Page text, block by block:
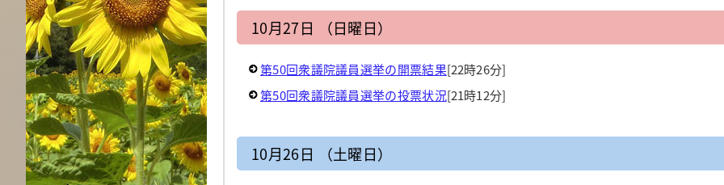
10月27日 （日曜日）
第50回衆議院議員選挙の開票結果[22時26分]
第50回衆議院議員選挙の投票状況[21時12分]
10月26日 （土曜日）